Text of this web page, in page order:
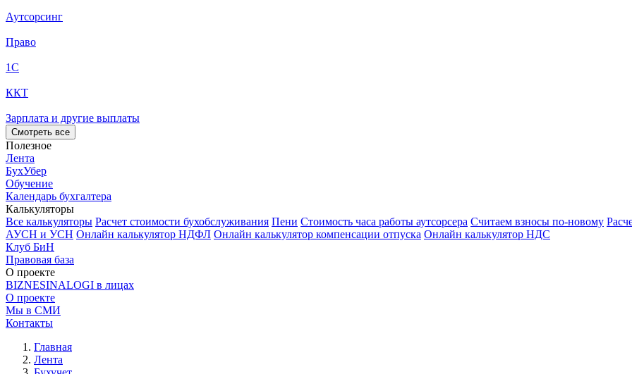
Аутсорсинг
Право
1С
ККТ
Зарплата и другие выплаты
Смотреть все
Полезное
Лента
БухУбер
Обучение
Календарь бухгалтера
Калькуляторы
Все калькуляторы Расчет стоимости бухобслуживания Пени Стоимость часа работы аутсорсера Считаем взносы по-новому
АУСН и УСН Онлайн калькулятор НДФЛ Онлайн калькулятор компенсации отпуска Онлайн калькулятор НДС
Клуб БиН
Правовая база
О проекте
BIZNESINALOGI в лицах
О проекте
Мы в СМИ
Контакты
Главная
Лента